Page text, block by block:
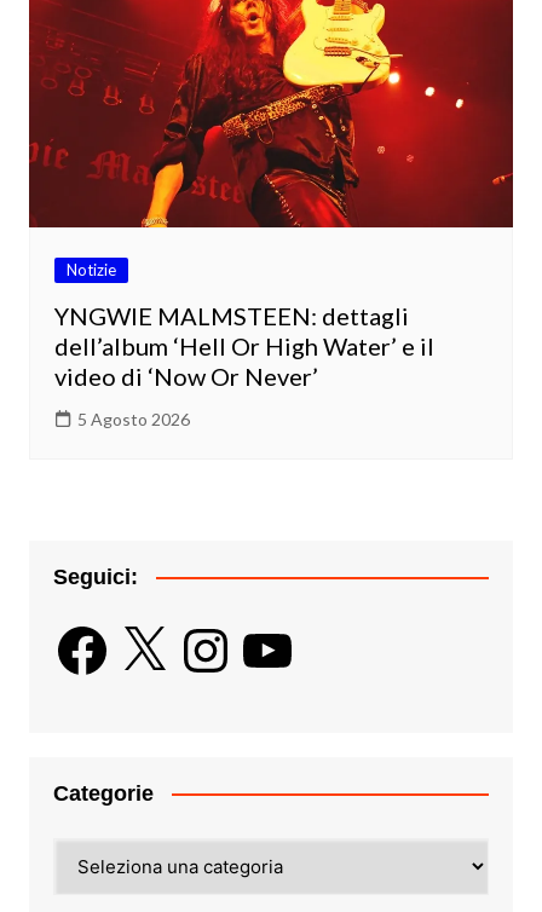
Notizie
YNGWIE MALMSTEEN: dettagli
dell’album ‘Hell Or High Water’ e il
video di ‘Now Or Never’
5 Agosto 2026
Seguici:
Facebook
X InstagramYouTube
Categorie